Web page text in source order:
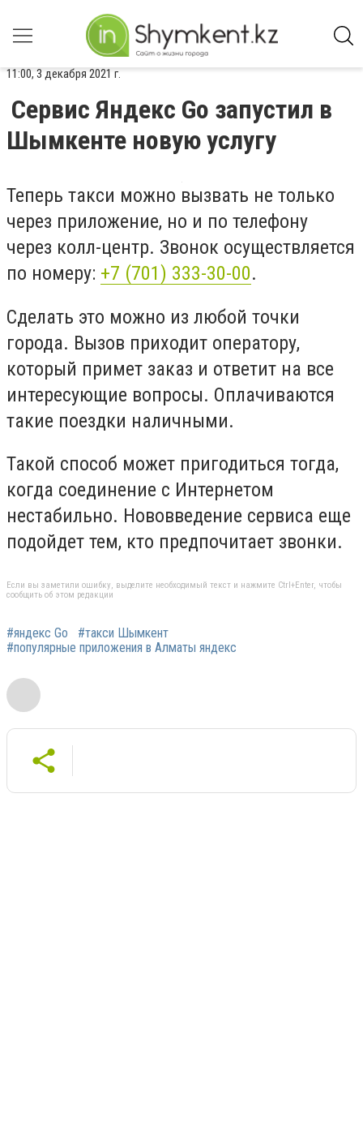
11:00, 3 декабря 2021 г.
Сервис Яндекс Go запустил в
Шымкенте новую услугу
Теперь такси можно вызвать не только
через приложение, но и по телефону
через колл-центр. Звонок осуществляется
по номеру: +7 (701) 333-30-00.
Сделать это можно из любой точки
города. Вызов приходит оператору,
который примет заказ и ответит на все
интересующие вопросы. Оплачиваются
такие поездки наличными.
Такой способ может пригодиться тогда,
когда соединение с Интернетом
нестабильно. Нововведение сервиса еще
подойдет тем, кто предпочитает звонки.
Если вы заметили ошибку, выделите необходимый текст и нажмите Ctrl+Enter, чтобы
сообщить об этом редакции
#яндекс Go
#такси Шымкент
#популярные приложения в Алматы яндекс